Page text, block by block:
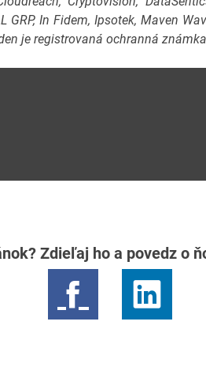
GRP, In Fidem, Ipsotek, Maven
je registrovaná ochranná
Zdieľaj ho a povedz o